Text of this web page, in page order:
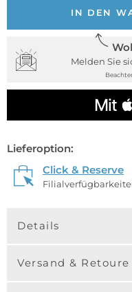
IN DEN
Melden Sie
Lieferoption:
Click & Reserve
Details
Versand & Retoure